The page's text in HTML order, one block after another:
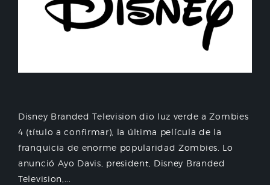
Disney Branded Television dio luz verde a Zombies
4 (título a confirmar), la última película de la
franquicia de enorme popularidad Zombies. Lo
anunció Ayo Davis, president, Disney Branded
Television,...